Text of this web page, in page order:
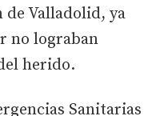
de Valladolid, ya
no lograban
herido.
Sanitarias